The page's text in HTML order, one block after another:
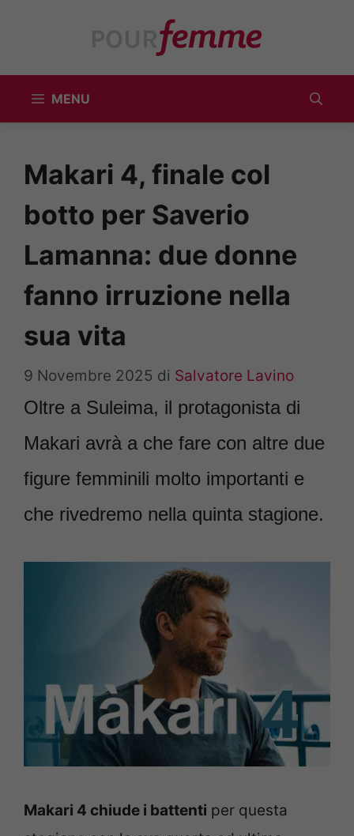
MENU
Makari 4, finale col
botto per Saverio
Lamanna: due donne
fanno irruzione nella
sua vita
9 Novembre 2025 di Salvatore Lavino
Oltre a Suleima, il protagonista di
Makari avrà a che fare con altre due
figure femminili molto importanti e
che rivedremo nella quinta stagione.
Makari 4 chiude i battenti per questa